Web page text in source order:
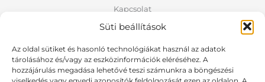
Süti beállítások
Az oldal sütiket és hasonló technológiákat használ az adatok
tárolásához és/vagy az eszközinformációk eléréséhez. A
hozzájárulás megadása lehetővé teszi számunkra a böngészési
Kapcsolat
Kosár
Fiók
Adatvédelmi szabályzat